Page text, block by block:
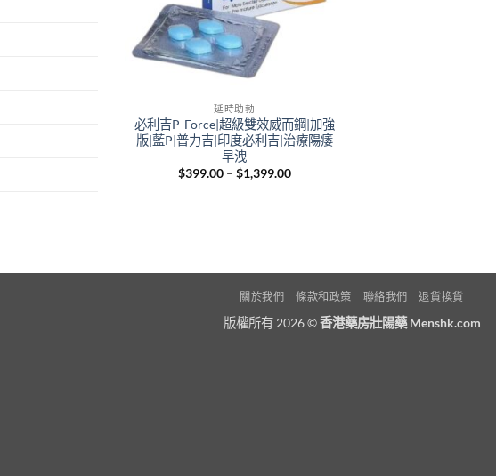
延時助勃
必利吉P-Force|超級雙效威而鋼|加強
版|藍P|普力吉|印度必利吉|治療陽痿
早洩
$399.00 – $1,399.00Price
關於我們 條款和政策 聯絡我們 退貨換貨
版權所有 2026 ©香港藥房壯陽藥 Menshk.com